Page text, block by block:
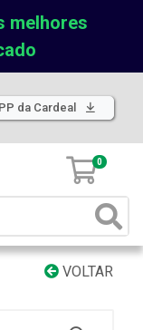
melhores
da Cardeal
0
VOLTAR